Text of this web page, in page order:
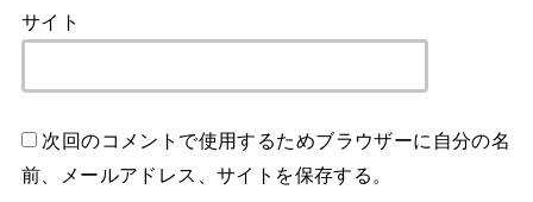
サイト
次回のコメントで使用するためブラウザーに自分の名
前、メールアドレス、サイトを保存する。